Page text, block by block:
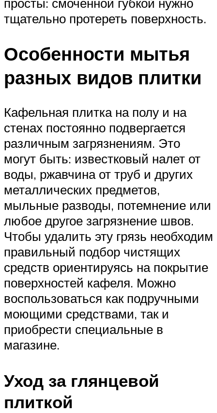
тщательно протереть поверхность.
Особенности мытья
разных видов плитки
Кафельная плитка на полу и на
стенах постоянно подвергается
различным загрязнениям. Это
могут быть: известковый налет от
воды, ржавчина от труб и других
металлических предметов,
мыльные разводы, потемнение или
любое другое загрязнение швов.
Чтобы удалить эту грязь необходим
правильный подбор чистящих
средств ориентируясь на покрытие
поверхностей кафеля. Можно
воспользоваться как подручными
моющими средствами, так и
приобрести специальные в
магазине.
Уход за глянцевой
плиткой